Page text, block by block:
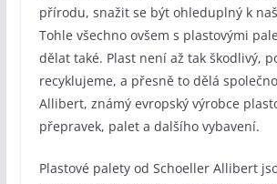
přírodu, snažit se být ohleduplný k
Tohle všechno ovšem s plastovými
dělat také. Plast není až tak škodlivý,
recyklujeme, a přesně to dělá
Allibert, známý evropský výrobce
přepravek, palet a dalšího vybavení.
Plastové palety od Schoeller Allibert